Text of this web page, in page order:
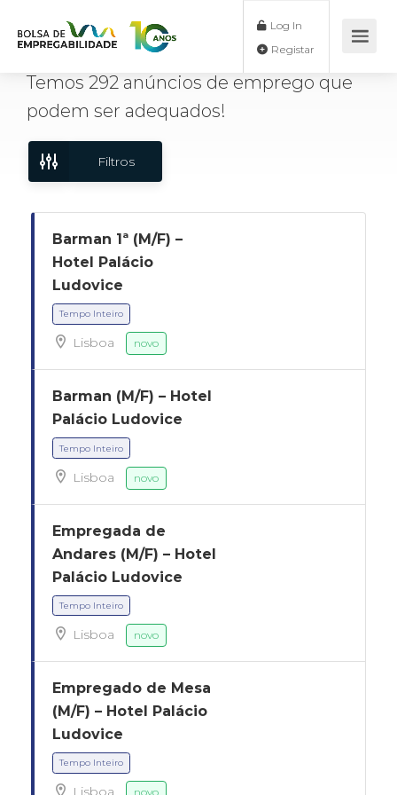
Log In
Temos 292 anúncios de emprego que
podem ser adequados!
Filtros
Barman 1ª (M/F) –
Hotel Palácio
Ludovice
Tempo Inteiro
Lisboa novo
Barman (M/F) – Hotel
Palácio Ludovice
Tempo Inteiro
Lisboa novo
Empregada de
Andares (M/F) – Hotel
Palácio Ludovice
Tempo Inteiro
Lisboa novo
Empregado de Mesa
(M/F) – Hotel Palácio
Ludovice
Lisboa novo